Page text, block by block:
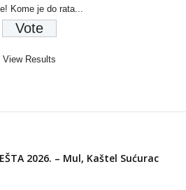
Kome je do rata...
View Results
2026. – Mul, Kaštel Sućurac